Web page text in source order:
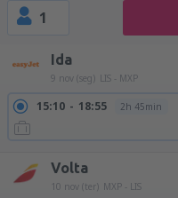
1
Ida
9 nov (seg) LIS - MXP
15:10 18:55 2h 45min
Volta
10 nov (ter) MXP - LIS